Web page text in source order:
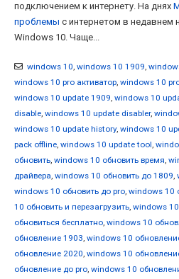
подключением к интернету. На днях
проблемы с интернетом в недавнем
Windows 10. Чаще...
windows 10, windows 10 1909,
windows 10 pro активатор, windows 10
windows 10 update 1909, windows 10
disable, windows 10 update disabler,
windows 10 update history, windows 10
pack offline, windows 10 update tool,
обновить, windows 10 обновить время,
драйвера, windows 10 обновить до 1809,
windows 10 обновить до pro, windows 10
10 обновить и перезагрузить, windows 10
обновиться бесплатно, windows 10
обновление 1903, windows 10
обновление 2020, windows 10
обновление до pro, windows 10